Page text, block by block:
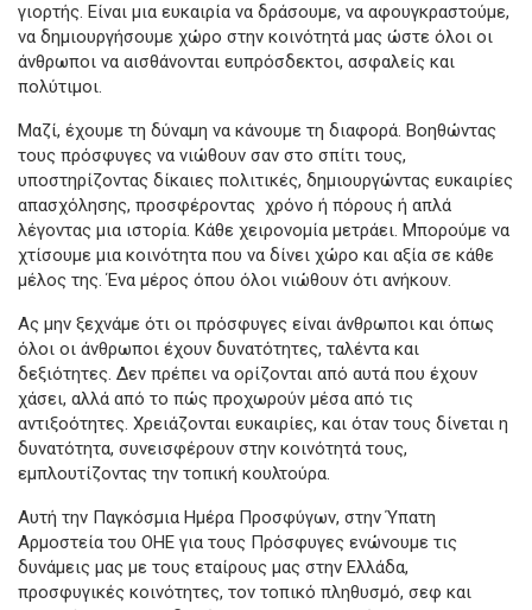
γιορτής. Είναι μια ευκαιρία να δράσουμε, να αφουγκραστούμε,
να δημιουργήσουμε χώρο στην κοινότητά μας ώστε όλοι οι
άνθρωποι να αισθάνονται ευπρόσδεκτοι, ασφαλείς και
πολύτιμοι.
Μαζί, έχουμε τη δύναμη να κάνουμε τη διαφορά. Βοηθώντας
τους πρόσφυγες να νιώθουν σαν στο σπίτι τους,
υποστηρίζοντας δίκαιες πολιτικές, δημιουργώντας ευκαιρίες
απασχόλησης, προσφέροντας χρόνο ή πόρους ή απλά
λέγοντας μια ιστορία. Κάθε χειρονομία μετράει. Μπορούμε να
χτίσουμε μια κοινότητα που να δίνει χώρο και αξία σε κάθε
μέλος της. Ένα μέρος όπου όλοι νιώθουν ότι ανήκουν.
Ας μην ξεχνάμε ότι οι πρόσφυγες είναι άνθρωποι και όπως
όλοι οι άνθρωποι έχουν δυνατότητες, ταλέντα και
δεξιότητες. Δεν πρέπει να ορίζονται από αυτά που έχουν
χάσει, αλλά από το πώς προχωρούν μέσα από τις
αντιξοότητες. Χρειάζονται ευκαιρίες, και όταν τους δίνεται η
δυνατότητα, συνεισφέρουν στην κοινότητά τους,
εμπλουτίζοντας την τοπική κουλτούρα.
Αυτή την Παγκόσμια Ημέρα Προσφύγων, στην Ύπατη
Αρμοστεία του ΟΗΕ για τους Πρόσφυγες ενώνουμε τις
δυνάμεις μας με τους εταίρους μας στην Ελλάδα,
προσφυγικές κοινότητες, τον τοπικό πληθυσμό, σεφ και